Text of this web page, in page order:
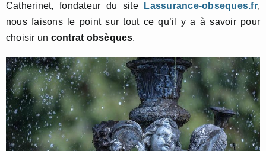
Catherinet, fondateur du site
Lassurance-obseques.fr,
nous faisons le point sur tout ce qu’il y a à savoir pour
choisir un contrat obsèques.